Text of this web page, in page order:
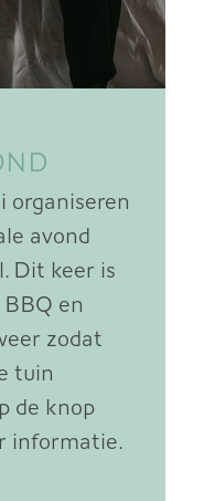
organiseren
avond
Dit keer is
en
zodat
tuin
de knop
informatie.